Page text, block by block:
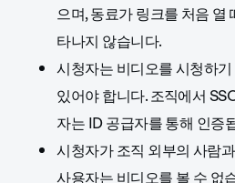
으며, 동료가 링크를 처음
타나지 않습니다.
시청자는 비디오를 시청하
있어야 합니다. 조직에서
자는 ID 공급자를 통해 인증
시청자가 조직 외부의 사람
사용자는 비디오를 볼 수 없